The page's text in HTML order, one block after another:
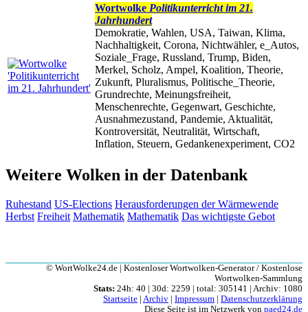
Wortwolke Politikunterricht im 21.
Jahrhundert
Demokratie, Wahlen, USA, Taiwan, Klima,
Nachhaltigkeit, Corona, Nichtwähler, e_Autos,
Soziale_Frage, Russland, Trump, Biden,
Merkel, Scholz, Ampel, Koalition, Theorie,
Zukunft, Pluralismus, Politische_Theorie,
Grundrechte, Meinungsfreiheit,
Menschenrechte, Gegenwart, Geschichte,
Ausnahmezustand, Pandemie, Aktualität,
Kontroversität, Neutralität, Wirtschaft,
Inflation, Steuern, Gedankenexperiment, CO2
Weitere Wolken in der Datenbank
Ruhestand US-Elections Herausforderungen der Wärmewende
Herbst Freiheit Mathematik Mathematik Das wichtigste Gebot
© WortWolke24.de | Kostenloser Wortwolken-Generator / Kostenlose
Wortwolken-Sammlung
Stats: 24h: 40 | 30d: 2259 | total: 305141 | Archiv: 1080
Startseite Archiv Impressum
Datenschutzerklärung
Diese Seite ist im Netzwerk von paed24.de